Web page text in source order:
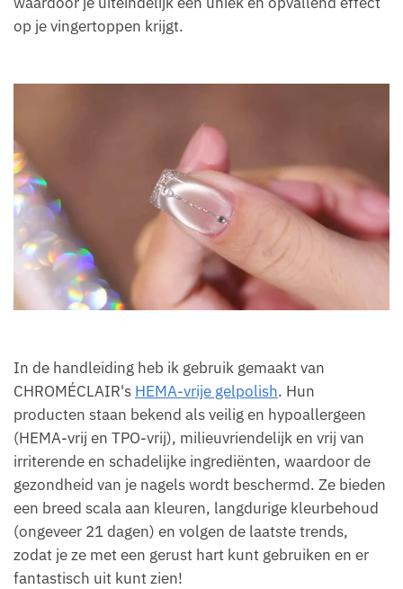
op je vingertoppen krijgt.
In de handleiding heb ik gebruik gemaakt van
CHROMÉCLAIR's HEMA-vrije gelpolish. Hun
producten staan bekend als veilig en hypoallergeen
(HEMA-vrij en TPO-vrij), milieuvriendelijk en vrij van
irriterende en schadelijke ingrediënten, waardoor de
gezondheid van je nagels wordt beschermd. Ze bieden
een breed scala aan kleuren, langdurige kleurbehoud
(ongeveer 21 dagen) en volgen de laatste trends,
zodat je ze met een gerust hart kunt gebruiken en er
fantastisch uit kunt zien!